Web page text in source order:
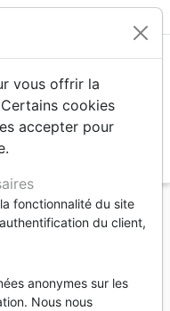
rigide rose
vous offrir la
cookies
accepter pour
fonctionnalité du site
du client,
anonymes sur les
Nous nous